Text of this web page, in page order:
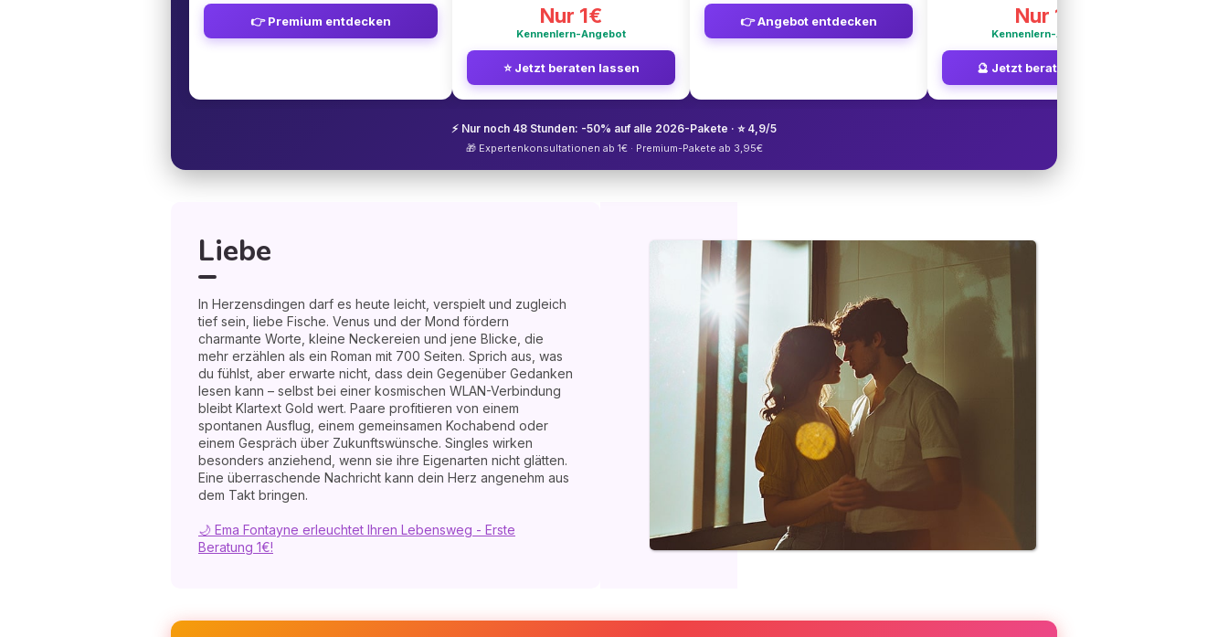
👉 Premium entdecken Nur 1€
Kennenlern-Angebot
⭐ Jetzt beraten lassen
👉 Angebot entdecken Nur 1€
Kennenlern-Angebot
🔮 Jetzt beraten lassen
⚡ Nur noch 48 Stunden: -50% auf alle 2026-Pakete · ⭐ 4,9/5
🎁 Expertenkonsultationen ab 1€ · Premium-Pakete ab 3,95€
Liebe
In Herzensdingen darf es heute leicht, verspielt und zugleich
tief sein, liebe Fische. Venus und der Mond fördern
charmante Worte, kleine Neckereien und jene Blicke, die
mehr erzählen als ein Roman mit 700 Seiten. Sprich aus, was
du fühlst, aber erwarte nicht, dass dein Gegenüber Gedanken
lesen kann – selbst bei einer kosmischen WLAN-Verbindung
bleibt Klartext Gold wert. Paare profitieren von einem
spontanen Ausflug, einem gemeinsamen Kochabend oder
einem Gespräch über Zukunftswünsche. Singles wirken
besonders anziehend, wenn sie ihre Eigenarten nicht glätten.
Eine überraschende Nachricht kann dein Herz angenehm aus
dem Takt bringen.
🌙 Ema Fontayne erleuchtet Ihren Lebensweg - Erste
Beratung 1€!